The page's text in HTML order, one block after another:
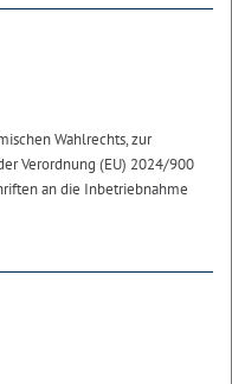
Wahlrechts, zur
Verordnung (EU) 2024/900
an die Inbetriebnahme